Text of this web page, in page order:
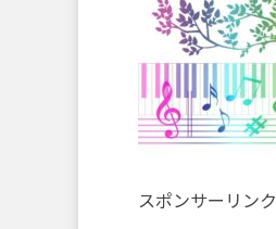
スポンサーリンク